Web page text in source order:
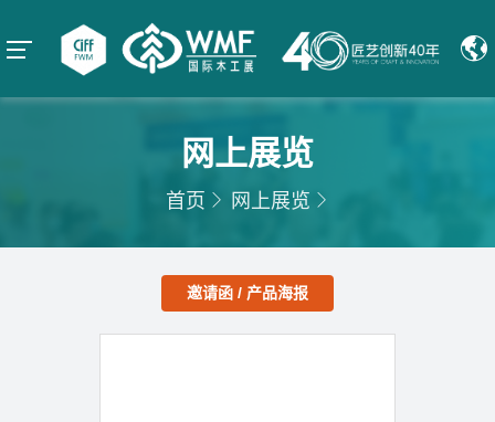
网上展览
首页 网上展览
邀请函 / 产品海报